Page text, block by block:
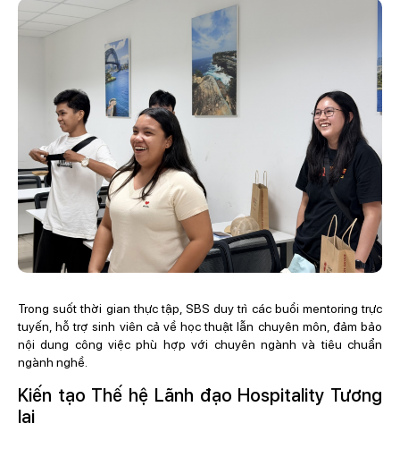
Trong suốt thời gian thực tập, SBS duy trì các buổi mentoring trực
tuyến, hỗ trợ sinh viên cả về học thuật lẫn chuyên môn, đảm bảo
nội dung công việc phù hợp với chuyên ngành và tiêu chuẩn
ngành nghề.
Kiến tạo Thế hệ Lãnh đạo Hospitality Tương
lai